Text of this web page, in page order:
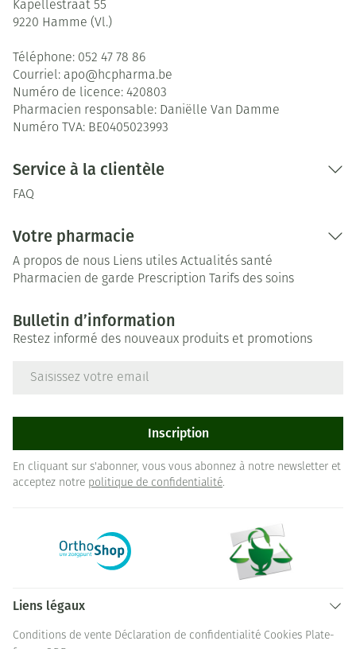
Kapellestraat 55
9220 Hamme (Vl.)
Téléphone: 052 47 78 86
Courriel: apo@hcpharma.be
Numéro de licence: 420803
Pharmacien responsable: Daniëlle Van Damme
Numéro TVA: BE0405023993
Service à la clientèle
FAQ
Votre pharmacie
A propos de nous Liens utiles Actualités santé
Pharmacien de garde Prescription Tarifs des soins
Bulletin d’information
Restez informé des nouveaux produits et promotions
Inscription
En cliquant sur s'abonner, vous vous abonnez à notre newsletter et
acceptez notre politique de confidentialité.
Liens légaux
Conditions de vente Déclaration de confidentialité Cookies Plate-